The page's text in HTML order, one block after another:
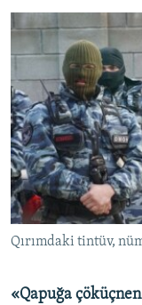
BLOGLAR
FİKİR
Русский
Українською
QOŞULIÑIZ!
Qırımdaki tintüv,
«Qapuğa